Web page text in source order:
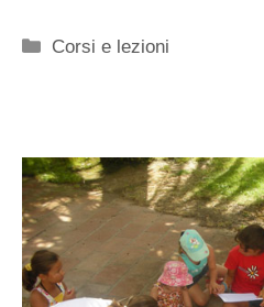
Categorie
Corsi e lezioni